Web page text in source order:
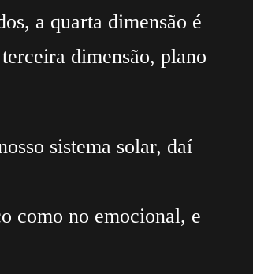
a quarta dimensão é
dimensão, plano
sistema solar, daí
como no emocional, e